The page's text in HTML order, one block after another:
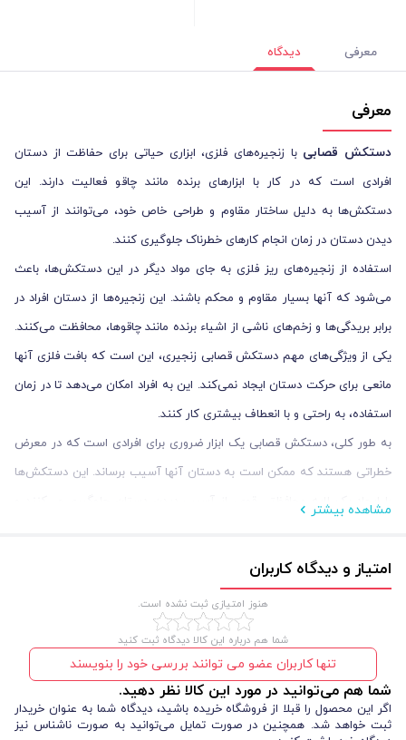
معرفی دیدگاه
معرفی
دستکش قصابی با زنجیره‌های فلزی، ابزاری حیاتی برای حفاظت از دستان
افرادی است که در کار با ابزارهای برنده مانند چاقو فعالیت دارند. این
دستکش‌ها به دلیل ساختار مقاوم و طراحی خاص خود، می‌توانند از آسیب
دیدن دستان در زمان انجام کارهای خطرناک جلوگیری کنند.
استفاده از زنجیره‌های ریز فلزی به جای مواد دیگر در این دستکش‌ها، باعث
می‌شود که آنها بسیار مقاوم و محکم باشند. این زنجیره‌ها از دستان افراد در
برابر بریدگی‌ها و زخم‌های ناشی از اشیاء برنده مانند چاقوها، محافظت می‌کنند.
یکی از ویژگی‌های مهم دستکش قصابی زنجیری، این است که بافت فلزی آنها
مانعی برای حرکت دستان ایجاد نمی‌کند. این به افراد امکان می‌دهد تا در زمان
استفاده، به راحتی و با انعطاف بیشتری کار کنند.
به طور کلی، دستکش قصابی یک ابزار ضروری برای افرادی است که در معرض
خطراتی هستند که ممکن است به دستان آنها آسیب برساند. این دستکش‌ها
با ایجاد یک لایه محافظتی قوی، از آسیب دیدن دستان جلوگیری می‌کنند و
قصد
خرید تجهیزات ایمنی
دستکش قصابی زنجیری از ایمنکس را تا انتها بخوانید.
مشاهده بیشتر
امتیاز و دیدگاه کاربران
هنوز امتیازی ثبت نشده است.
شما هم درباره این کالا دیدگاه ثبت کنید
تنها کاربران عضو می توانند بررسی خود را بنویسند
شما هم می‌توانید در مورد این کالا نظر دهید.
اگر این محصول را قبلا از فروشگاه خریده باشید، دیدگاه شما به عنوان خریدار
ثبت خواهد شد. همچنین در صورت تمایل می‌توانید به صورت ناشناس نیز